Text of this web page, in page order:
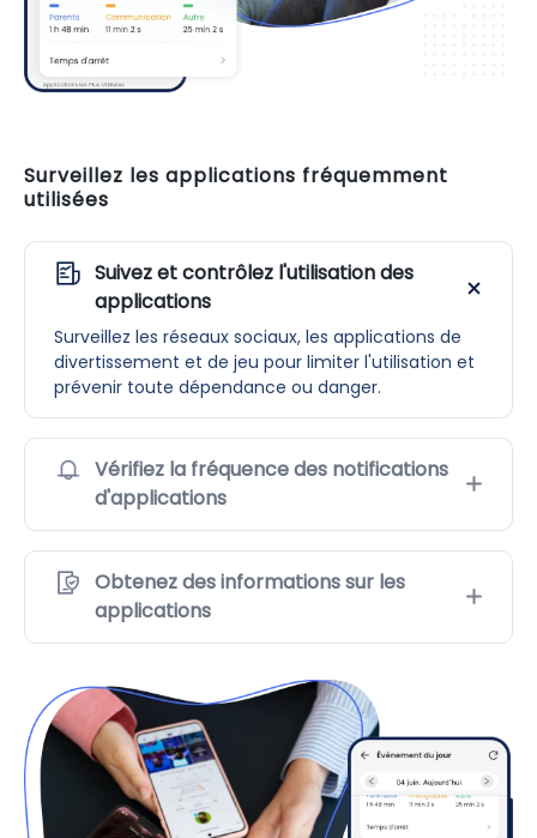
Surveillez les applications fréquemment
utilisées
Suivez et contrôlez l'utilisation des
applications
Surveillez les réseaux sociaux, les applications de
divertissement et de jeu pour limiter l'utilisation et
prévenir toute dépendance ou danger.
Vérifiez la fréquence des notifications
d'applications
Obtenez des informations sur les
applications